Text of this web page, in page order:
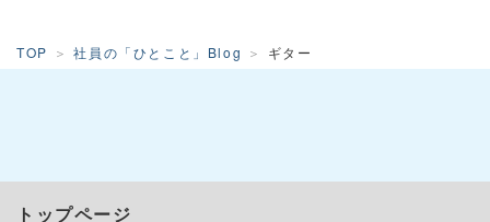
TOP 社員の「ひとこと」Blog ギター
トップページ